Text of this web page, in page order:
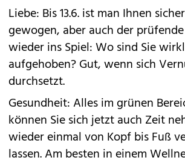
Liebe: Bis 13.6. ist man Ihnen
gewogen, aber auch der
wieder ins Spiel: Wo sind Sie
aufgehoben? Gut, wenn sich
durchsetzt.
Gesundheit: Alles im grünen
können Sie sich jetzt auch Zeit
wieder einmal von Kopf bis Fuß
lassen. Am besten in einem